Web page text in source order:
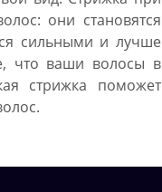
они становятся
сильными и лучше
что ваши волосы в
стрижка поможет